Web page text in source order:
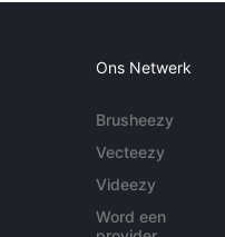
Ons Netwerk
Brusheezy
Vecteezy
Videezy
Word een